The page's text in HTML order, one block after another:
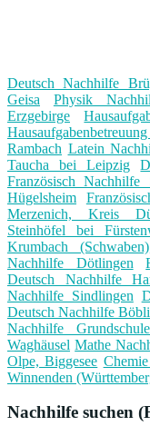
Deutsch Nachhilfe
Geisa
Physik
Erzgebirge
Rambach Latein
Taucha bei Leipzig
Französisch Nachhilfe
Hügelsheim
Merzenich, Kreis
Steinhöfel bei
Krumbach (Schwaben)
Nachhilfe Dötlingen
Deutsch Nachhilfe
Nachhilfe Sindlingen
Deutsch Nachhilfe
Nachhilfe
Waghäusel Mathe
Olpe, Biggesee
Winnenden
Nachhilfe suchen